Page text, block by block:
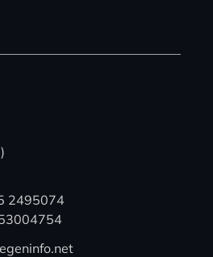
2495074